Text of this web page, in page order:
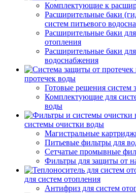
Комплектующие к
Расширительные баки
систем питьевого
Расширительные баки
отопления
Расширительные баки
водоснабжения
протечек воды
Готовые решения систем
Комплектующие для
воды
системы очистки воды
Магистральные
Питьевые фильтры для
Сетчатые промывные
Фильтры для защиты от
для систем отопления
Антифриз для систем